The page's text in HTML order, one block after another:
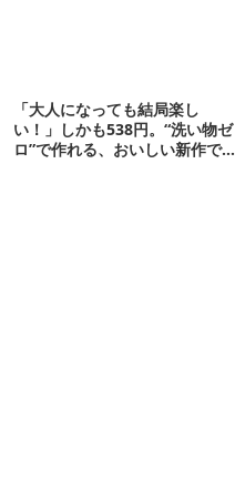
「大人になっても結局楽し
い！」しかも538円。“洗い物ゼ
ロ”で作れる、おいしい新作です